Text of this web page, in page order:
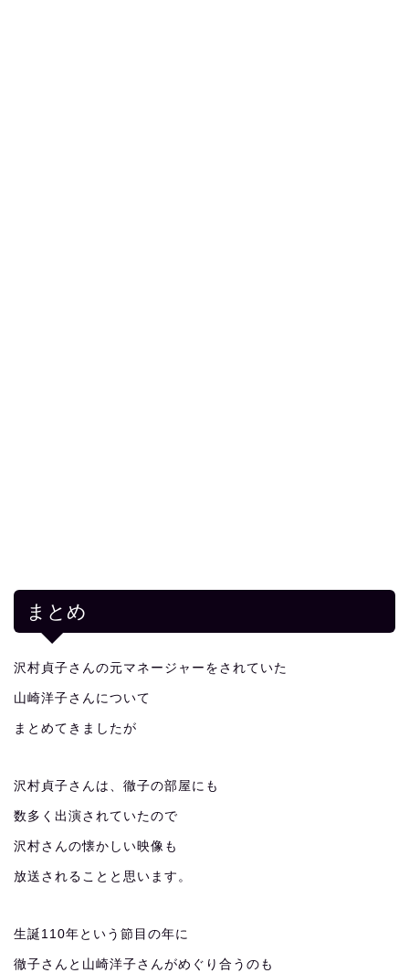
まとめ
沢村貞子さんの元マネージャーをされていた
山崎洋子さんについて
まとめてきましたが
沢村貞子さんは、徹子の部屋にも
数多く出演されていたので
沢村さんの懐かしい映像も
放送されることと思います。
生誕110年という節目の年に
徹子さんと山崎洋子さんがめぐり合うのも